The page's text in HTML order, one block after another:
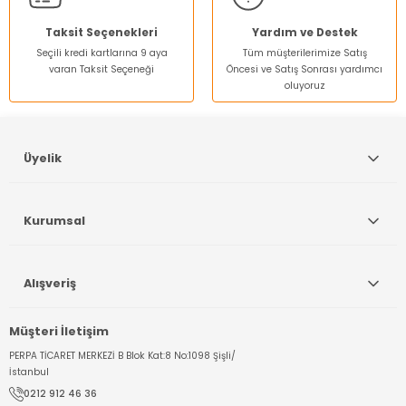
Bu ürüne benzer farklı alternatifler olmalı.
Taksit Seçenekleri
Seçili kredi kartlarına 9 aya
varan Taksit Seçeneği
Yardım ve Destek
Tüm müşterilerimize Satış
Öncesi ve Satış Sonrası yardımcı
oluyoruz
Müşteri İletişim
PERPA TİCARET MERKEZİ B Blok Kat:8 No:1098 Şişli/
İstanbul
0212 912 46 36
Üyelik
Kurumsal
Alışveriş